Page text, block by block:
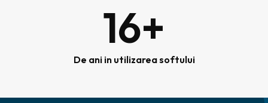
16+
De ani in utilizarea softului